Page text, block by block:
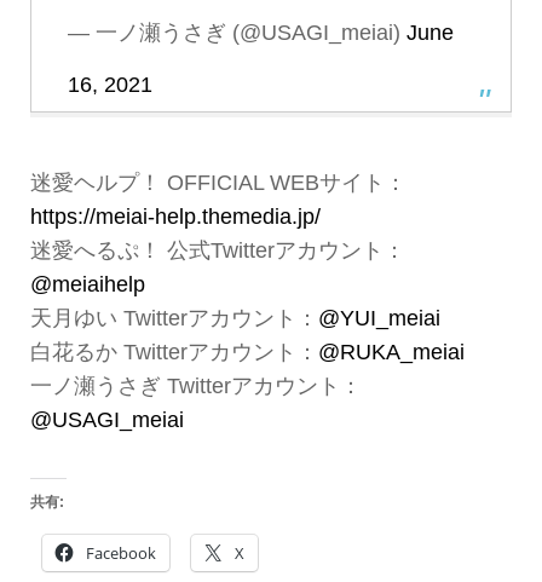
— 一ノ瀬うさぎ (@USAGI_meiai) June
16, 2021
迷愛ヘルプ！ OFFICIAL WEBサイト：
https://meiai-help.themedia.jp/
迷愛へるぷ！ 公式Twitterアカウント：
@meiaihelp
天月ゆい Twitterアカウント： @YUI_meiai
白花るか Twitterアカウント： @RUKA_meiai
一ノ瀬うさぎ Twitterアカウント：
@USAGI_meiai
共有:
Facebook X